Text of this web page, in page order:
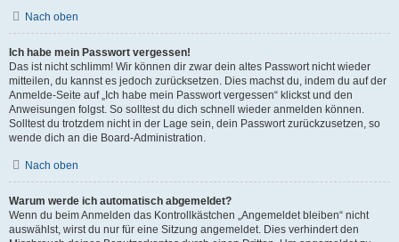
Nach oben
Ich habe mein Passwort vergessen!
Das ist nicht schlimm! Wir können dir zwar dein altes Passwort nicht wieder
mitteilen, du kannst es jedoch zurücksetzen. Dies machst du, indem du auf der
Anmelde-Seite auf „Ich habe mein Passwort vergessen“ klickst und den
Anweisungen folgst. So solltest du dich schnell wieder anmelden können.
Solltest du trotzdem nicht in der Lage sein, dein Passwort zurückzusetzen, so
wende dich an die Board-Administration.
Nach oben
Warum werde ich automatisch abgemeldet?
Wenn du beim Anmelden das Kontrollkästchen „Angemeldet bleiben“ nicht
auswählst, wirst du nur für eine Sitzung angemeldet. Dies verhindert den